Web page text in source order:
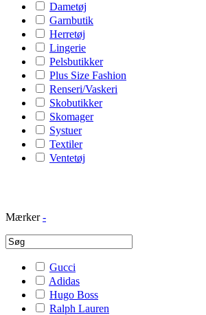
Dametøj
Garnbutik
Herretøj
Lingerie
Pelsbutikker
Plus Size Fashion
Renseri/Vaskeri
Skobutikker
Skomager
Systuer
Textiler
Ventetøj
Mærker -
Gucci
Adidas
Hugo Boss
Ralph Lauren